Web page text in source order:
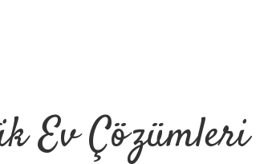
Ev Çözümleri